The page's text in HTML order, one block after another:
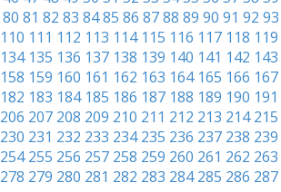
80 81 82 83 8485 86 8788 89 90 91 92 93
110 111 112 113 114 115 116 117 118 119
134 135 136 137 138 139 140 141 142 143
158 159 160 161 162 163 164 165 166 167
182 183 184 185 186 187 188 189 190 191
206 207 208 209 210 211 212 213 214 215
230 231 232 233 234 235 236 237 238 239
254 255 256 257 258 259 260 261 262 263
278 279 280 281 282 283 284 285 286 287